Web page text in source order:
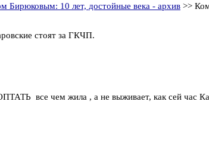
Бирюковым: 10 лет, достойные века - архив >>
стоят за ГКЧП.
все чем жила , а не выживает, как сей час